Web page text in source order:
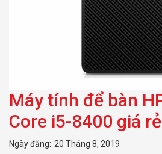
Máy tính để bàn
Core i5-8400 giá rẻ
Ngày đăng: 20 Tháng 8, 2019